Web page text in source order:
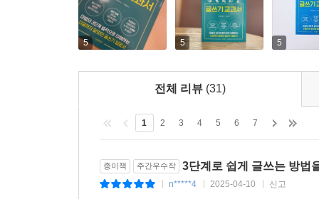
5 5 5
전체 리뷰 (31)
1 2 3 4 5 6 7
종이책 주간우수작 3단계로 쉽게 글쓰는 방법
n*****4 2025-04-10 신고